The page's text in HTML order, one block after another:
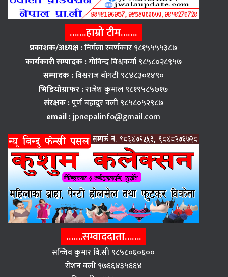
…….हाम्रो टीम…….
प्रकाशक/अध्यक्ष :निर्मला स्वर्णकार ९८१५५५५३८७
कार्यकारी सम्पादक :गोविन्द बिश्वकर्मा ९८५८०२८९५७
सम्पादक :विश्वराज बाेगटी ९८४८३०१४९०
भिडियोग्राफर :राजेश कुमाल ९८१९५८५७१७
संरक्षक :पुर्ण बहादुर वली ९८५८०५२९८७
email :jpnepalinfo@gmail.com
…….सम्वाददाता…….
सन्जिव कुमार वि.सी ९८५८०६०६००
राेशन वली ९७६६४३५६६४